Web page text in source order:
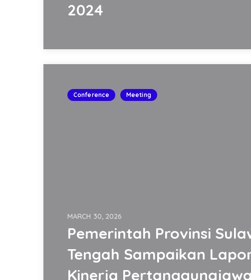
2024
Conference Meeting
MARCH 30, 2026
Pemerintah Provinsi
Tengah Sampaikan
Kinerja